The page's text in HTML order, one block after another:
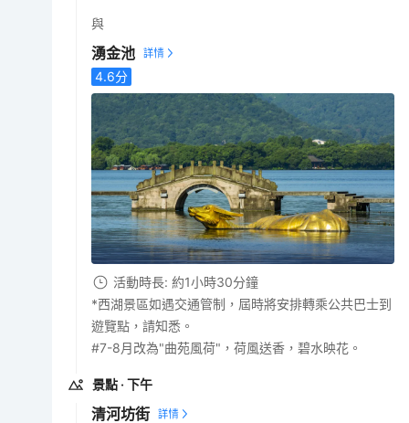
與
湧金池
4.6分
活動時長: 約1小時30分鐘
*西湖景區如遇交通管制，屆時將安排轉乘公共巴士到
遊覽點，請知悉。
#7-8月改為"曲苑風荷"，荷風送香，碧水映花。
景點 · 下午
清河坊街